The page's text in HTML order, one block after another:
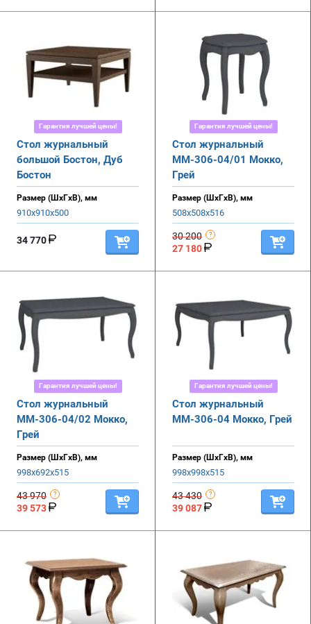
Гарантия лучшей цены!
Стол журнальный
большой Бостон, Дуб
Бостон
Размер (ШхГхВ), мм
910х910х500
34 770
Гарантия лучшей цены!
Стол журнальный
ММ-306-04/01 Мокко,
Грей
Размер (ШхГхВ), мм
508х508х516
30 200
27 180
Гарантия лучшей цены!
Стол журнальный
ММ-306-04/02 Мокко,
Грей
Размер (ШхГхВ), мм
998х692х515
43 970
39 573
Гарантия лучшей цены!
Стол журнальный
ММ-306-04 Мокко, Грей
Размер (ШхГхВ), мм
998х998х515
43 430
39 087